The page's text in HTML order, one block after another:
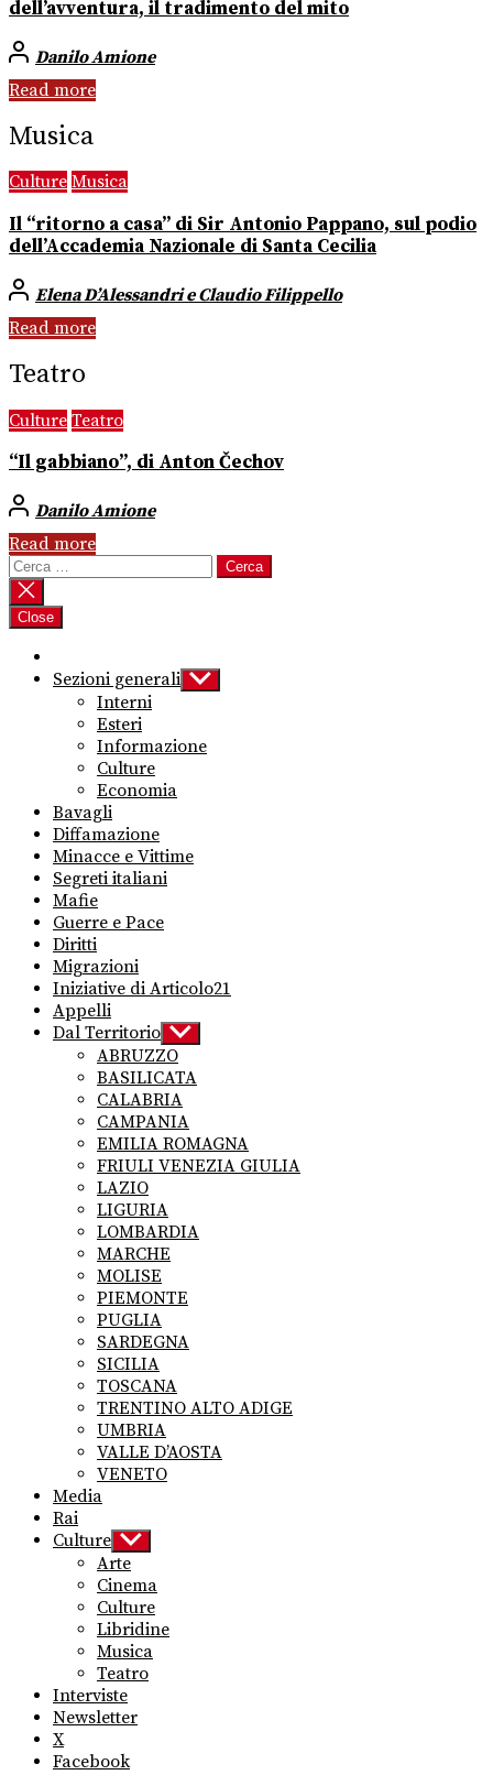
dell’avventura, il tradimento del mito
Danilo Amione
Read more
Musica
Culture Musica
Il “ritorno a casa” di Sir Antonio Pappano, sul podio
dell’Accademia Nazionale di Santa Cecilia
Elena D’Alessandri e Claudio Filippello
Read more
Teatro
Culture Teatro
“Il gabbiano”, di Anton Čechov
Danilo Amione
Read more
Ricerca
per:
Close
Sezioni generali Show
sub
Interni
Esteri
Informazione
Culture
Economia
Bavagli
Diffamazione
Minacce e Vittime
Segreti italiani
Mafie
Guerre e Pace
Diritti
Migrazioni
Iniziative di Articolo21
Appelli
Dal Territorio Show
sub
menu
ABRUZZO
BASILICATA
CALABRIA
CAMPANIA
EMILIA ROMAGNA
FRIULI VENEZIA GIULIA
LAZIO
LIGURIA
LOMBARDIA
MARCHE
MOLISE
PIEMONTE
PUGLIA
SARDEGNA
SICILIA
TOSCANA
TRENTINO ALTO ADIGE
UMBRIA
VALLE D’AOSTA
VENETO
Media
Rai
Culture Show
sub
menu
Arte
Cinema
Culture
Libridine
Musica
Teatro
Interviste
Newsletter
X
Facebook